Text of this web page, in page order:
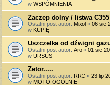
w WSPOMNIENIA
Zaczep dolny / listwa C355
Ostatni post autor: Mixol « 06 sie
w KUPIĘ
Uszczelka od dźwigni
Ostatni post autor: Aro « 01 sie
w URSUS
Zetor.....
Ostatni post autor: RRC « 23 lip
w MOTO-OGÓLNIE